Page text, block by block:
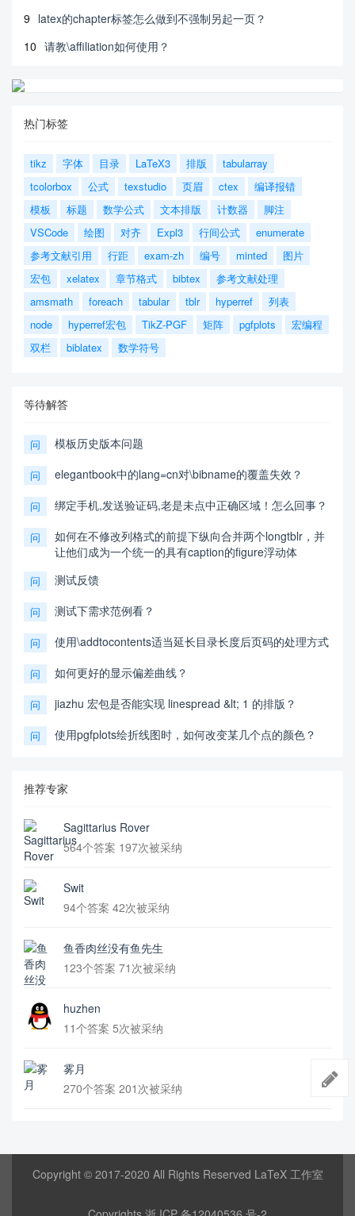
9 latex的chapter标签怎么做到不强制另起一页？
10 请教\affiliation如何使用？
热门标签
tikz 字体 目录 LaTeX3 排版
tabularray
tcolorbox
公式 texstudio 页眉 ctex
编译报错
模板
标题 数学公式 文本排版 计数器
脚注
VSCode
绘图 对齐 Expl3 行间公式
enumerate
参考文献引用
行距 exam-zh 编号 minted
图片
宏包
xelatex 章节格式 bibtex
参考文献处理
amsmath
foreach tabular tblr hyperref
列表
node
hyperref宏包 TikZ-PGF 矩阵 pgfplots
宏编程
双栏
biblatex 数学符号
等待解答
问 模板历史版本问题
问 elegantbook中的lang=cn对\bibname的覆盖失效？
问 绑定手机,发送验证码,老是未点中正确区域！怎么回事？
问
如何在不修改列格式的前提下纵向合并两个longtblr，并
让他们成为一个统一的具有caption的figure浮动体
问 测试反馈
问 测试下需求范例看？
问 使用\addtocontents适当延长目录长度后页码的处理方式
问 如何更好的显示偏差曲线？
问 jiazhu 宏包是否能实现 linespread &lt; 1 的排版？
问 使用pgfplots绘折线图时，如何改变某几个点的颜色？
推荐专家
Sagittarius Rover
564个答案 197次被采纳
Swit
94个答案 42次被采纳
鱼香肉丝没有鱼先生
123个答案 71次被采纳
huzhen
11个答案 5次被采纳
雾月
270个答案 201次被采纳
Copyright © 2017-2020 All Rights Reserved LaTeX 工作室